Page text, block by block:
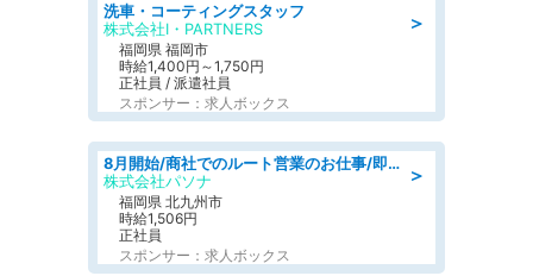
＞
洗車・コーティングスタッフ
株式会社I・PARTNERS
福岡県 福岡市
時給1,400円～1,750円
正社員 / 派遣社員
スポンサー：求人ボックス
＞
8月開始/商社でのルート営業のお仕事/即日勤務可/車通勤可/営業
株式会社パソナ
福岡県 北九州市
時給1,506円
正社員
スポンサー：求人ボックス